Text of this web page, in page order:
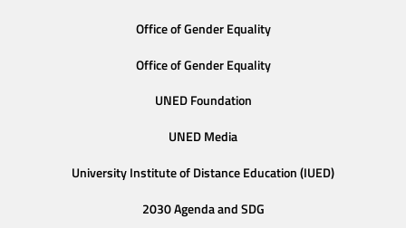
Office of Gender Equality
Office of Gender Equality
UNED Foundation
UNED Media
University Institute of Distance Education (IUED)
2030 Agenda and SDG